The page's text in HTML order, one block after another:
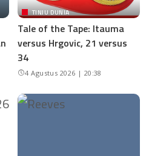
TINJU DUNIA
Tale of the Tape: Itauma
versus Hrgovic, 21 versus
34
4 Agustus 2026 | 20:38